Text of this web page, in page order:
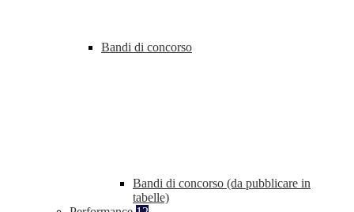
Bandi di concorso
Bandi di concorso (da pubblicare in
tabelle)